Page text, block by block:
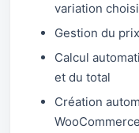
variation
Gestion du
Calcul
et du total
Création
WooCommerce